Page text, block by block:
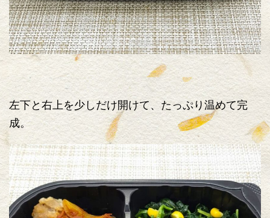
左下と右上を少しだけ開けて、たっぷり温めて完
成。